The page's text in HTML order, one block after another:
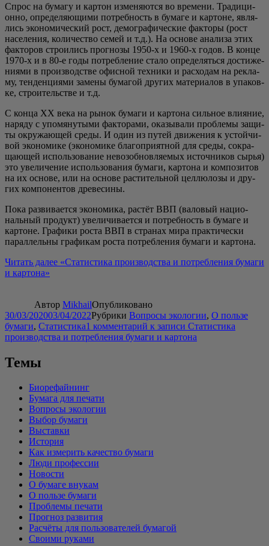
Cпрос на бума­гу и кар­тон изме­ня­ют­ся во вре­ме­ни. Тра­ди­ци­
он­но, опре­де­ля­ю­щи­ми потреб­ность в бума­ге и кар­тоне, явля­
лись эко­но­ми­че­ский рост, демо­гра­фи­че­ские фак­то­ры (рост
насе­ле­ния, коли­че­ство семей и т.д.). На осно­ве ана­ли­за этих
фак­то­ров стро­и­лись про­гно­зы 1950‑х и 1960‑х годов. В кон­це
1970‑х и в 80‑е годы потреб­ле­ние ста­ло опре­де­лять­ся дости­же­
ни­я­ми в про­из­вод­стве офис­ной тех­ни­ки и рас­хо­дам на рекла­
му, тен­ден­ци­я­ми заме­ны бума­гой дру­гих мате­ри­а­лов в упа­ков­
ке, стро­и­тель­стве и т.д.
С кон­ца XX века на рынок бума­ги и кар­то­на силь­ное вли­я­ние,
наря­ду с упо­мя­ну­ты­ми фак­то­ра­ми, ока­зы­ва­ли про­бле­мы защи­
ты окру­жа­ю­щей сре­ды. И один из путей дви­же­ния к устой­чи­
вой эко­но­ми­ке (эко­но­ми­ке бла­го­при­ят­ной для сре­ды, сокра­
ща­ю­щей исполь­зо­ва­ние невоз­об­нов­ля­е­мых источ­ни­ков сырья)
это уве­ли­че­ние исполь­зо­ва­ния бума­ги, кар­то­на и ком­по­зи­тов
на их осно­ве, или на осно­ве рас­ти­тель­ной цел­лю­ло­зы и дру­
гих ком­по­нен­тов древесины.
Пока раз­ви­ва­ет­ся эко­но­ми­ка, рас­тёт ВВП (вало­вый наци­о­
наль­ный про­дукт) уве­ли­чи­ва­ет­ся и потреб­ность в бума­ге и
кар­тоне. Гра­фи­ки роста ВВП в стра­нах мира прак­ти­че­ски
парал­лель­ны гра­фи­кам роста потреб­ле­ния бума­ги и картона.
Читать далее «Ста­ти­сти­ка про­из­вод­ства и потреб­ле­ния бума­ги
и картона»
Автор MikhailОпубликовано
30/03/202003/04/2022Рубрики Вопросы экологии, О пользе
бумаги, Статистика1 комментарий к записи Статистика
производства и потребления бумаги и картона
Темы
Биорефайнинг
Бумага для печати
Вопросы экологии
Выбор бумаги
Выставки
История
Как измерить качество бумаги
Люди профессии
Новости
О бумаге внукам
О пользе бумаги
Проблемы печати
Прогноз развития
Расчёты для пользователей бумагой
Своими руками